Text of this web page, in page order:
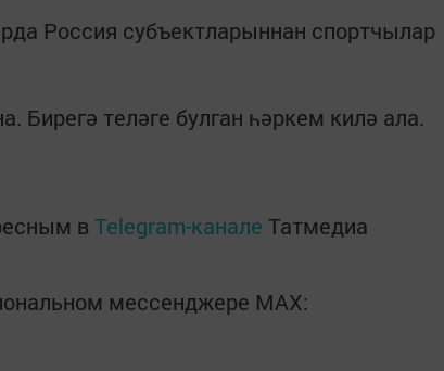
Россия субъектларыннан спортчылар
Бирегә теләге булган һәркем килә ала.
в Telegram-канале Татмедиа
мессенджере MАХ: